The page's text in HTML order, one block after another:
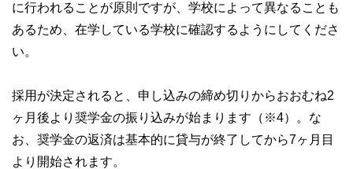
に行われることが原則ですが、学校によって異なることも
あるため、在学している学校に確認するようにしてくださ
い。
採用が決定されると、申し込みの締め切りからおおむね2
ヶ月後より奨学金の振り込みが始まります（※4）。な
お、奨学金の返済は基本的に貸与が終了してから7ヶ月目
より開始されます。